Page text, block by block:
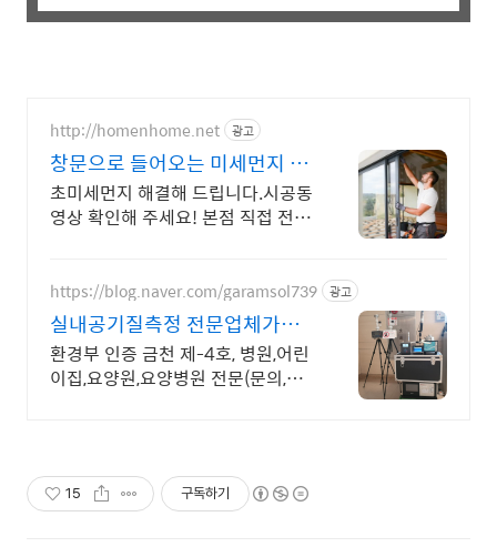
http://homenhome.net 광고
창문으로 들어오는 미세먼지 외
풍 차단 시공 전문 홈앤홈
초미세먼지 해결해 드립니다.시공동
영상 확인해 주세요! 본점 직접 전국
https://blog.naver.com/garamsol739 광고
실내공기질측정 전문업체가람
솔
환경부 인증 금천 제-4호, 병원,어린
이집,요양원,요양병원 전문(문의,카
15 구독하기